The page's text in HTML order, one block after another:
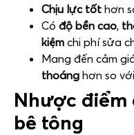
Chịu lực tốt hơn
Có độ bền cao,
kiệm chi phí sửa
Mang đến cảm
thoáng hơn so
Nhược điểm
bê tông